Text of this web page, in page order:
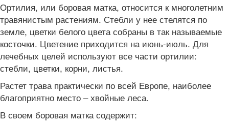
Ортилия, или боровая матка, относится к многолетним
травянистым растениям. Стебли у нее стелятся по
земле, цветки белого цвета собраны в так называемые
косточки. Цветение приходится на июнь-июль. Для
лечебных целей используют все части ортилии:
стебли, цветки, корни, листья.
Растет трава практически по всей Европе, наиболее
благоприятно место – хвойные леса.
В своем боровая матка содержит: